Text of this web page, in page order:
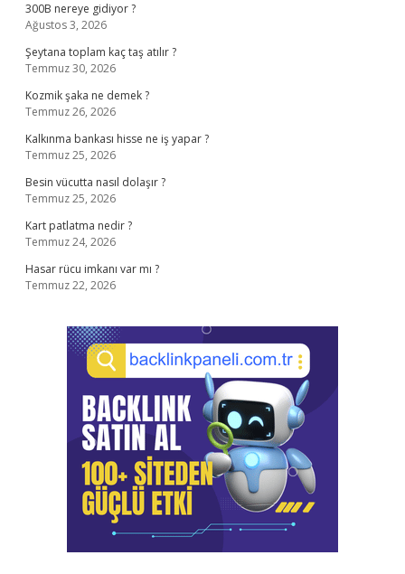
300B nereye gidiyor ?
Ağustos 3, 2026
Şeytana toplam kaç taş atılır ?
Temmuz 30, 2026
Kozmik şaka ne demek ?
Temmuz 26, 2026
Kalkınma bankası hisse ne iş yapar ?
Temmuz 25, 2026
Besin vücutta nasıl dolaşır ?
Temmuz 25, 2026
Kart patlatma nedir ?
Temmuz 24, 2026
Hasar rücu imkanı var mı ?
Temmuz 22, 2026